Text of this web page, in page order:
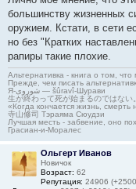
большинству жизненных
оружием. Кстати, в сети
но без "Кратких
рапиры такие плохие.
Альтернативка - книга о том, что
Прежде, чем писать
Я-شوروی — šûravî-Шурави
生が終わって死が始まるのではない
«Когда кончается жизнь, смерть
寺山修司 Тэраяма Сюудзи
Лучшая месть - забвение, оно
Грасиан-и-Моралес
Ольгерт Иванов
Новичок
Возраст: 62
Репутация: 24906